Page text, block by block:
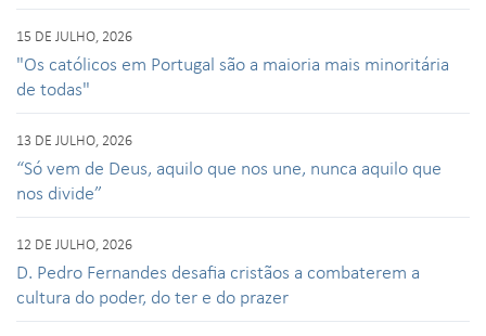
15 DE JULHO, 2026
"Os católicos em Portugal são a maioria mais minoritária
de todas"
13 DE JULHO, 2026
“Só vem de Deus, aquilo que nos une, nunca aquilo que
nos divide”
12 DE JULHO, 2026
D. Pedro Fernandes desafia cristãos a combaterem a
cultura do poder, do ter e do prazer